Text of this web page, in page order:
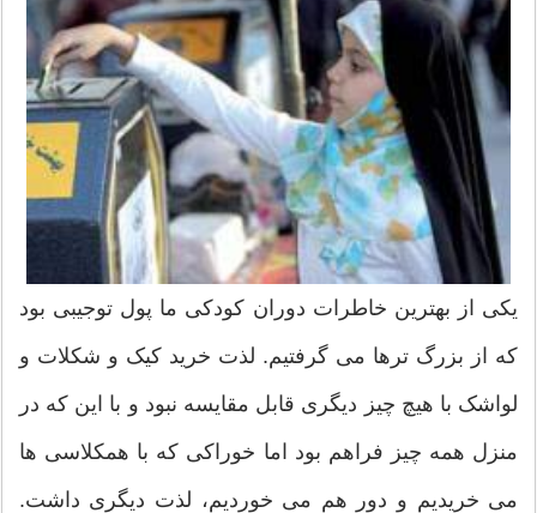
یکی از بهترین خاطرات دوران کودکی ما پول توجیبی بود
که از بزرگ ترها می گرفتیم. لذت خرید کیک و شکلات و
لواشک با هیچ چیز دیگری قابل مقایسه نبود و با این که در
منزل همه چیز فراهم بود اما خوراکی که با همکلاسی ها
می خریدیم و دور هم می خوردیم، لذت دیگری داشت.